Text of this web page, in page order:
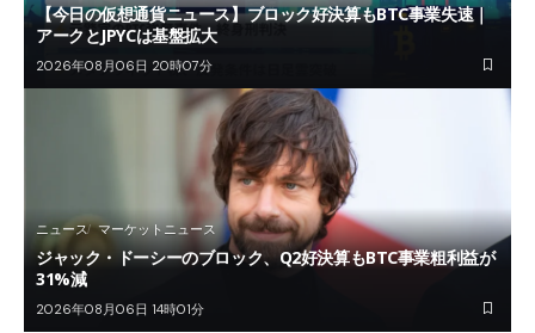
【今日の仮想通貨ニュース】ブロック好決算もBTC事業失速｜
アークとJPYCは基盤拡大
2026年08月06日 20時07分
ニュース マーケットニュース
ジャック・ドーシーのブロック、Q2好決算もBTC事業粗利益が
31%減
2026年08月06日 14時01分